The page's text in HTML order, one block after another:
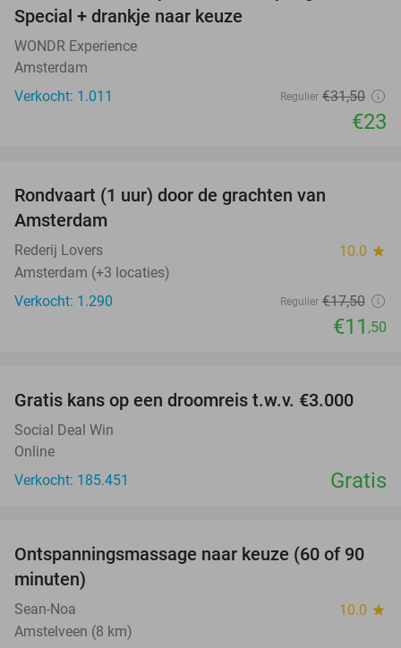
Special + drankje naar keuze
WONDR Experience
Amsterdam
Verkocht: 1.011
Regulier €31,50
€23
Rondvaart (1 uur) door de grachten van
Amsterdam
Rederij Lovers 10.0 star
Amsterdam (+3 locaties)
Verkocht: 1.290
Regulier €17,50
€11 ,50
Gratis kans op een droomreis t.w.v. €3.000
Social Deal Win
Online
Verkocht: 185.451
Gratis
40%
Ontspanningsmassage naar keuze (60 of 90
minuten)
Sean-Noa 10.0 star
Amstelveen (8 km)